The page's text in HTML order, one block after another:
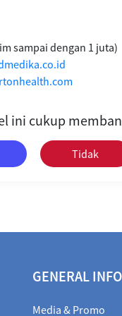
sampai dengan 1 juta)
ini cukup
Tidak
GENERAL INFO
Media & Promo